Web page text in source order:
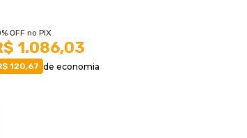
OFF no PIX
1.086,03
120,67 de economia